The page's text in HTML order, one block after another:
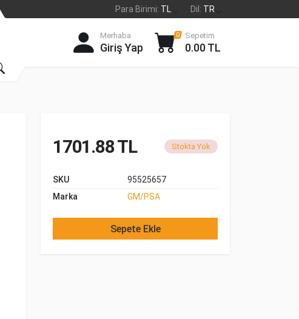
Para Birimi: TL Dil: TR
Merhaba
Giriş Yap
0 Sepetim
0.00 TL
1701.88 TL Stokta Yok
SKU
95525657
Marka
GM/PSA
Sepete Ekle